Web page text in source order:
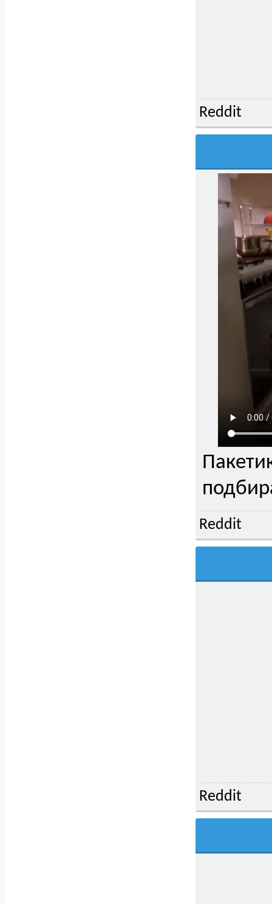
Reddit
Reddit
Reddit